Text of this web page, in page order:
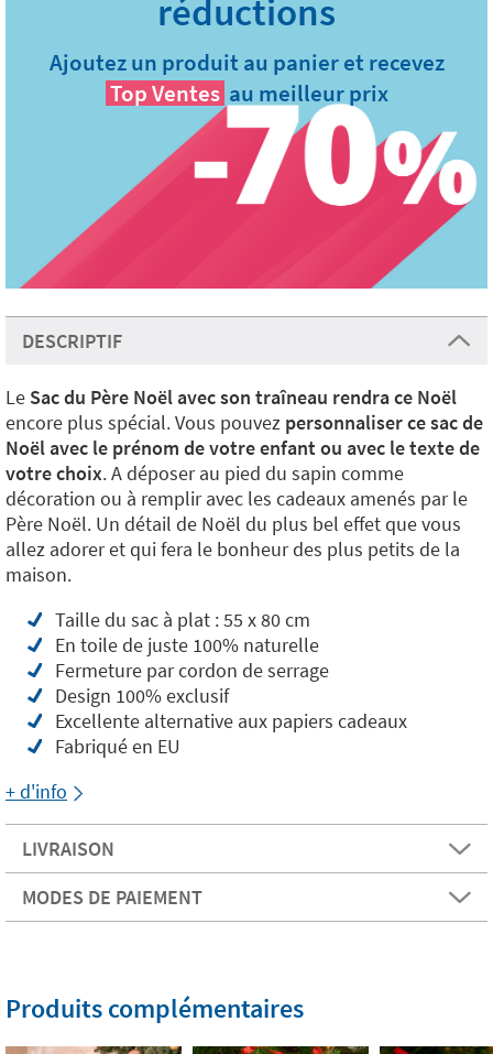
Ajoutez un produit au panier et recevez
Top Ventes au meilleur prix
DESCRIPTIF
Le Sac du Père Noël avec son traîneau rendra ce Noël
encore plus spécial. Vous pouvez personnaliser ce sac de
Noël avec le prénom de votre enfant ou avec le texte de
votre choix. A déposer au pied du sapin comme
décoration ou à remplir avec les cadeaux amenés par le
Père Noël. Un détail de Noël du plus bel effet que vous
allez adorer et qui fera le bonheur des plus petits de la
maison.
Taille du sac à plat : 55 x 80 cm
En toile de juste 100% naturelle
Fermeture par cordon de serrage
Design 100% exclusif
Excellente alternative aux papiers cadeaux
Fabriqué en EU
+ d'info
LIVRAISON
MODES DE PAIEMENT
Produits complémentaires